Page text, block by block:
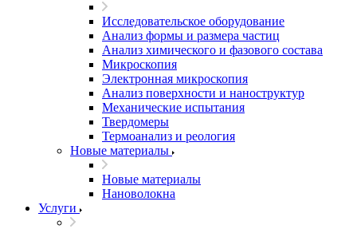
Исследовательское оборудование
Анализ формы и размера частиц
Анализ химического и фазового состава
Микроскопия
Электронная микроскопия
Анализ поверхности и наноструктур
Механические испытания
Твердомеры
Термоанализ и реология
Новые материалы
Новые материалы
Нановолокна
Услуги